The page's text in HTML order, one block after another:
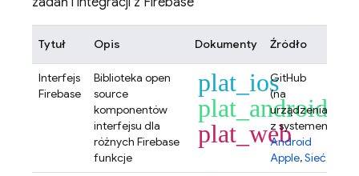
Tytuł Opis Dokumenty Źródło
Interfejs
Firebase
Biblioteka open
source
komponentów
interfejsu dla
różnych Firebase
funkcje
plat_ios
plat_android
plat_web
GitHub
(na
urządzeniach
z systemem
Android
Apple,Sieć)